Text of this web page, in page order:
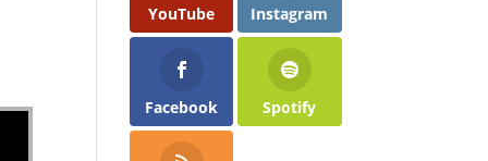
YouTube Instagram
Facebook Spotify